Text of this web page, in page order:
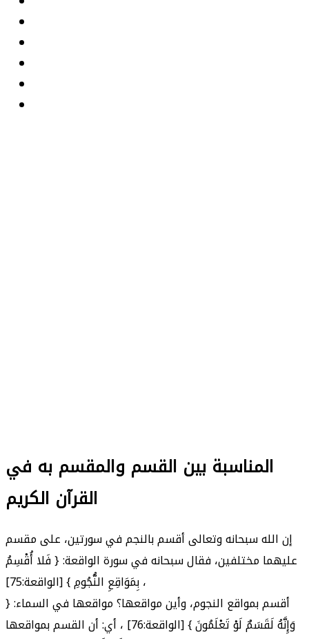
المناسبة بين القسم والمقسم به في
القرآن الكريم
إن الله سبحانه وتعالى أقسم بالنجم في سورتين، على مقسم
عليهما مختلفين، فقال سبحانه في سورة الواقعة: { فَلا أُقْسِمُ
بِمَوَاقِعِ النُّجُومِ } [الواقعة:75] ،
أقسم بمواقع النجوم، وأين مواقعها؟ مواقعها في السماء: {
وَإِنَّهُ لَقَسَمٌ لَوْ تَعْلَمُونَ } [الواقعة:76] ، أي: أن القسم بمواقعها